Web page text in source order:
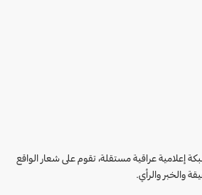
إعلامية عراقية مستقلة، تقوم على شعار الواقع
والخبر والرأي.